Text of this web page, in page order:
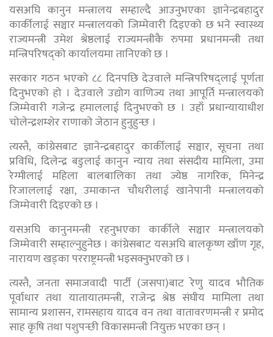
यसअघि कानुन मन्त्रालय सम्हाल्दै आउनुभएका ज्ञानेन्द्रबहादुर
कार्कीलाई सञ्चार मन्त्रालयको जिम्मेवारी दिइएको छ भने स्वास्थ्य
राज्यमन्त्री उमेश श्रेष्ठलाई राज्यमन्त्रीकै रुपमा प्रधानमन्त्री तथा
मन्त्रिपरिषद्को कार्यालयमा तानिएको छ ।
सरकार गठन भएको ८८ दिनपछि देउवाले मन्त्रिपरिषद्लाई पूर्णता
दिनुभएको हो । देउवाले उद्योग वाणिज्य तथा आपूर्ति मन्त्रालयको
जिम्मेवारी गजेन्द्र हमाललाई दिनुभएको छ । उहाँ प्रधान्यायाधीश
चोलेन्द्रशम्शेर राणाको जेठान हुनुहुन्छ ।
त्यस्तै, कांग्रेसबाट ज्ञानेन्द्रबहादुर कार्कीलाई सञ्चार, सूचना तथा
प्रविधि, दिलेन्द्र बडुलाई कानुन न्याय तथा संसदीय मामिला, उमा
रेग्मीलाई महिला बालबालिका तथा ज्येष्ठ नागरिक, मिनेन्द्र
रिजाललाई रक्षा, उमाकान्त चौधरीलाई खानेपानी मन्त्रालयको
जिम्मेवारी दिइएको छ ।
यसअघि कानुनमन्त्री रहनुभएका कार्कीले सञ्चार मन्त्रालयको
जिम्मेवारी सम्हाल्नुहुनेछ । कांग्रेसबाट यसअघि बालकृष्ण खाँण गृह,
नारायण खड्का परराष्ट्रमन्त्री भइसक्नुभएको छ ।
त्यस्तै, जनता समाजवादी पार्टी (जसपा)बाट रेणु यादव भौतिक
पूर्वाधार तथा यातायातमन्त्री, राजेन्द्र श्रेष्ठ संघीय मामिला तथा
सामान्य प्रशासन, रामसहाय यादव वन तथा वातावरणमन्त्री र प्रमोद
साह कृषि तथा पशुपन्छी विकासमन्त्री नियुक्त भएका छन् ।